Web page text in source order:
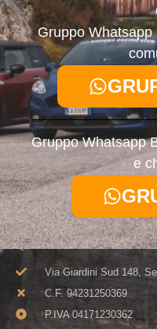
Gruppo
Gruppo Whatsapp
e
Via Giardini Sud 148,
C.F. 94231250369​
P.IVA 04171230362​